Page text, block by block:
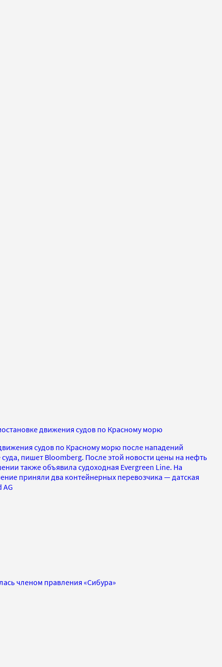
движения судов по Красному морю
судов по Красному морю после нападений
пишет Bloomberg. После этой новости цены на нефть
также объявила судоходная Evergreen Line. На
приняли два контейнерных перевозчика — датская
AG
членом правления «Сибура»